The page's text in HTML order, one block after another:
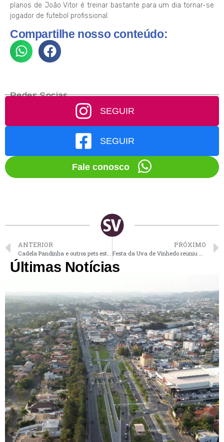
planos de João Vitor é treinar bastante para um dia tornar-se
jogador de futebol profissional.
Compartilhe nosso conteúdo:
Redes Socias
SEGUIR
SEGUIR
Fale conosco
ANTERIOR PRÓXIMO
Últimas Notícias